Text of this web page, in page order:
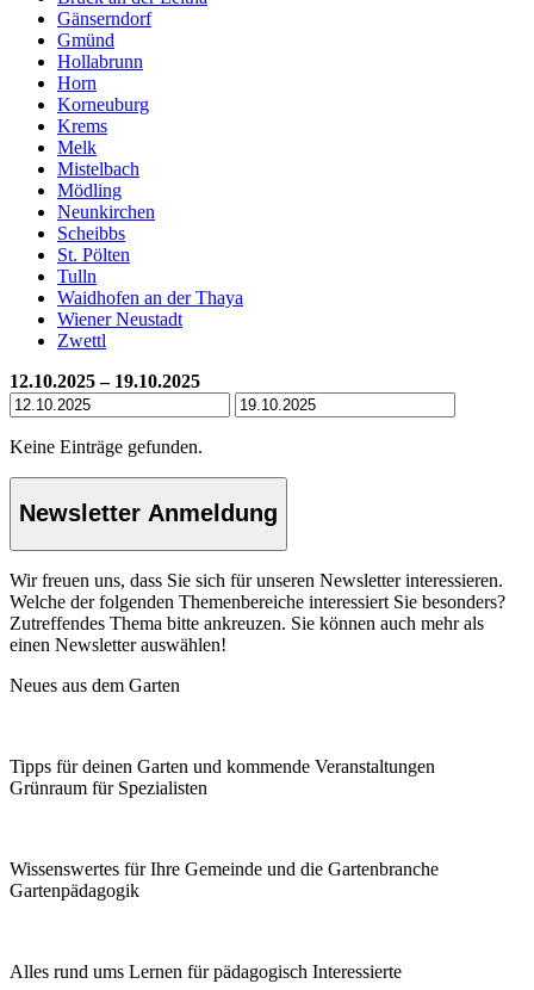
Gänserndorf
Gmünd
Hollabrunn
Horn
Korneuburg
Krems
Melk
Mistelbach
Mödling
Neunkirchen
Scheibbs
St. Pölten
Tulln
Waidhofen an der Thaya
Wiener Neustadt
Zwettl
12.10.2025 – 19.10.2025
Keine Einträge gefunden.
Newsletter Anmeldung
Wir freuen uns, dass Sie sich für unseren Newsletter interessieren.
Welche der folgenden Themenbereiche interessiert Sie besonders?
Zutreffendes Thema bitte ankreuzen. Sie können auch mehr als
einen Newsletter auswählen!
Neues aus dem Garten
Tipps für deinen Garten und kommende Veranstaltungen
Grünraum für Spezialisten
Wissenswertes für Ihre Gemeinde und die Gartenbranche
Garten­pädagogik
Alles rund ums Lernen für pädagogisch Interessierte